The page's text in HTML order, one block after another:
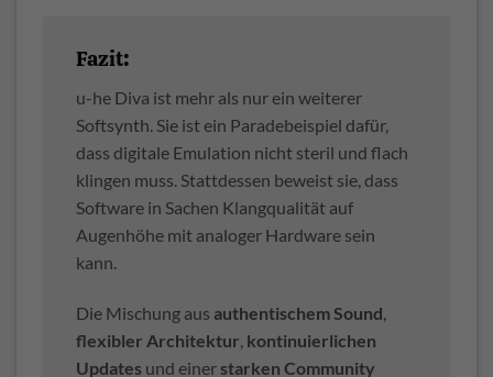
Fazit:
u-he Diva ist mehr als nur ein weiterer
Softsynth. Sie ist ein Paradebeispiel dafür,
dass digitale Emulation nicht steril und flach
klingen muss. Stattdessen beweist sie, dass
Software in Sachen Klangqualität auf
Augenhöhe mit analoger Hardware sein
kann.
Die Mischung aus authentischem Sound
flexibler Architektur kontinuierlichen
Updates und einerstarken Community